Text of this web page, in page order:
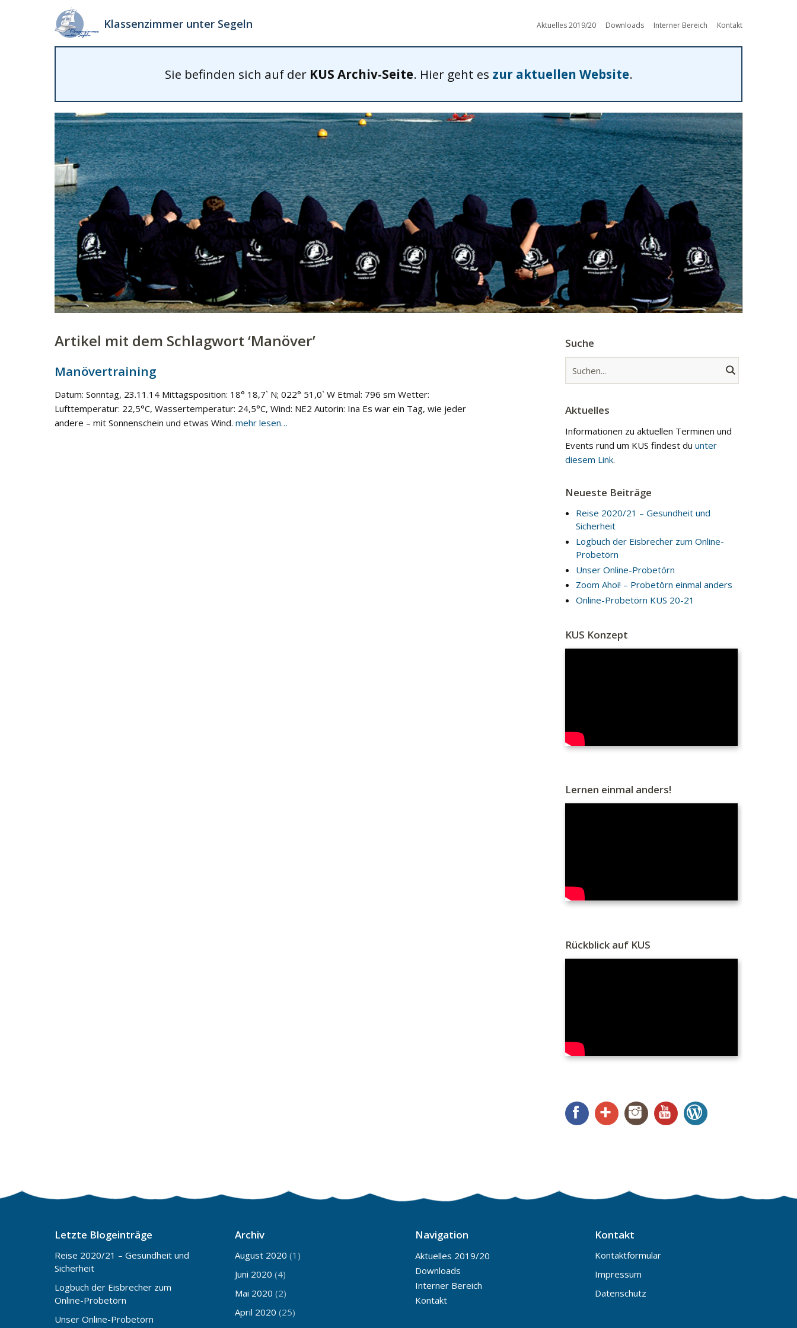
Klassenzimmer unter Segeln Aktuelles 2019/20 Downloads Interner Bereich Kontakt
Sie befinden sich auf der KUS Archiv-Seite. Hier geht es zur aktuellen Website.
Artikel mit dem Schlagwort ‘Manöver’
Manövertraining
Datum: Sonntag, 23.11.14 Mittagsposition: 18° 18,7` N; 022° 51,0` W Etmal: 796 sm Wetter:
Lufttemperatur: 22,5°C, Wassertemperatur: 24,5°C, Wind: NE2 Autorin: Ina Es war ein Tag, wie jeder
andere – mit Sonnenschein und etwas Wind. mehr lesen…
Suche
Aktuelles
Informationen zu aktuellen Terminen und
Events rund um KUS findest du unter
diesem Link.
Neueste Beiträge
Reise 2020/21 – Gesundheit und
Sicherheit
Logbuch der Eisbrecher zum Online-
Probetörn
Unser Online-Probetörn
Zoom Ahoi! – Probetörn einmal anders
Online-Probetörn KUS 20-21
KUS Konzept
Lernen einmal anders!
Rückblick auf KUS
FacebookGoogle+ InstagramYouTube
Letzte Blogeinträge
Reise 2020/21 – Gesundheit und
Sicherheit
Logbuch der Eisbrecher zum
Online-Probetörn
Unser Online-Probetörn
Archiv
August 2020 (1)
Juni 2020 (4)
Mai 2020 (2)
April 2020 (25)
Navigation
Aktuelles 2019/20
Downloads
Interner Bereich
Kontakt
Kontakt
Kontaktformular
Impressum
Datenschutz